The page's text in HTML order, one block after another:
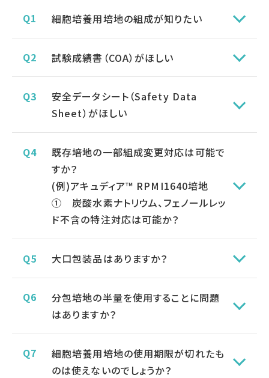
細胞培養用培地の組成が知りたい
試験成績書（COA）がほしい
安全データシート（Safety Data
Sheet）がほしい
既存培地の一部組成変更対応は可能で
すか？
(例)アキュディア™ RPMI1640培地
① 炭酸水素ナトリウム、フェノールレッ
ド不含の特注対応は可能か？
大口包装品はありますか？
分包培地の半量を使用することに問題
はありますか？
細胞培養用培地の使用期限が切れたも
のは使えないのでしょうか？